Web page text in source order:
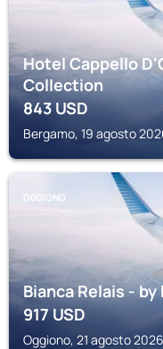
Hotel Cappello
Collection
843USD
Bergamo, 19 agosto
OGGIONO
Bianca Relais -
917USD
Oggiono, 21 agosto